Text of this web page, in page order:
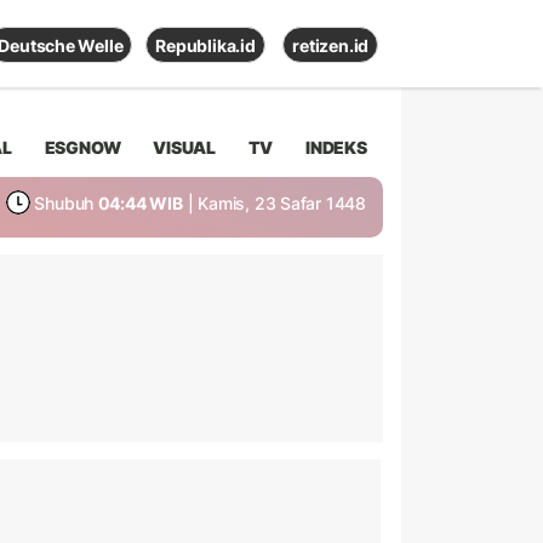
Deutsche Welle Republika.id retizen.id
ESGNOW VISUAL TV INDEKS
Shubuh 04:44 WIB | Kamis, 23 Safar 1448